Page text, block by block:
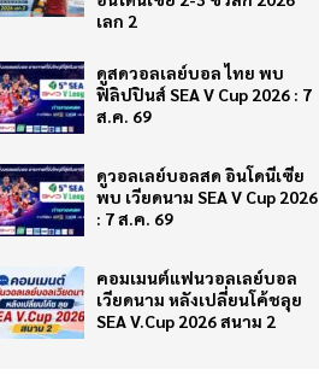
เลก 2
ดูสดวอลเลย์บอล ไทย พบ
ฟิลิปปินส์ SEA V Cup 2026 : 7
ส.ค. 69
ดูวอลเลย์บอลสด อินโดนีเซีย
พบ เวียดนาม SEA V Cup 2026
: 7 ส.ค. 69
คอมเมนต์แฟนวอลเลย์บอล
เวียดนาม หลังเปลี่ยนโค้ชลุย
SEA V.Cup 2026 สนาม 2